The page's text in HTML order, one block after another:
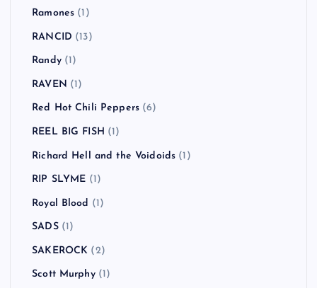
Ramones (1)
RANCID (13)
Randy(1)
RAVEN (1)
Red Hot Chili Peppers (6)
REEL BIG FISH (1)
Richard Hell and the Voidoids (1)
RIP SLYME (1)
Royal Blood (1)
SADS(1)
SAKEROCK (2)
Scott Murphy(1)